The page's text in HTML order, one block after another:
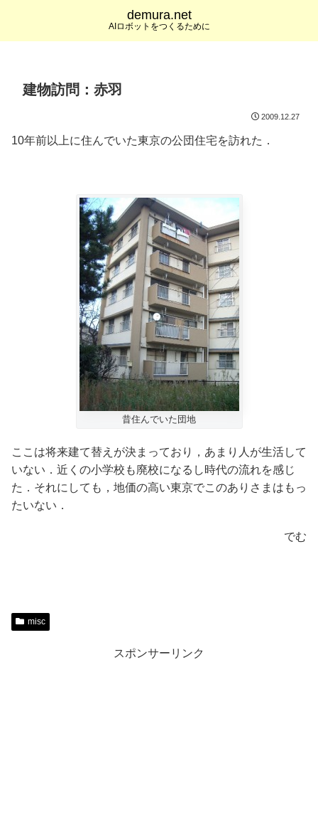
demura.net
AIロボットをつくるために
建物訪問：赤羽
2009.12.27
10年前以上に住んでいた東京の公団住宅を訪れた．
昔住んでいた団地
ここは将来建て替えが決まっており，あまり人が生活して
いない．近くの小学校も廃校になるし時代の流れを感じ
た．それにしても，地価の高い東京でこのありさまはもっ
たいない．
でむ
misc
スポンサーリンク